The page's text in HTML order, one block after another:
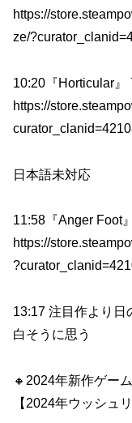
https://
ze/
10:20『Horticular』
https://
日本語未対応
11:58『Anger Foot
https://
13:17 注目作より日
白そうに思う
🔸2024年新作ゲー
【2024年ウッシュ